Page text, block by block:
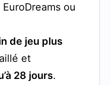
ou
de jeu plus
et
28 jours.